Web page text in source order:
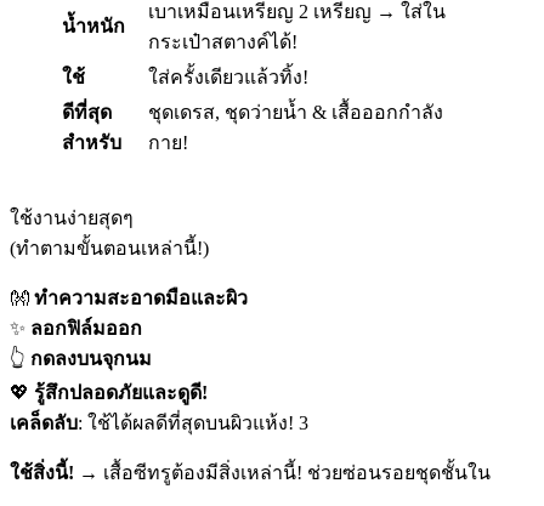
น้ำหนัก
เบาเหมือนเหรียญ 2 เหรียญ → ใส่ใน
กระเป๋าสตางค์ได้!
ใช้
ใส่ครั้งเดียวแล้วทิ้ง!
ดีที่สุด
สำหรับ
ชุดเดรส, ชุดว่ายน้ำ & เสื้อออกกำลัง
กาย!
ใช้งานง่ายสุดๆ
(ทำตามขั้นตอนเหล่านี้!)
👐 ทำความสะอาดมือและผิว
✨ ลอกฟิล์มออก
👆 กดลงบนจุกนม
💖 รู้สึกปลอดภัยและดูดี!
เคล็ดลับ: ใช้ได้ผลดีที่สุดบนผิวแห้ง! 3
ใช้สิ่งนี้! → เสื้อซีทรูต้องมีสิ่งเหล่านี้! ช่วยซ่อนรอยชุดชั้นใน